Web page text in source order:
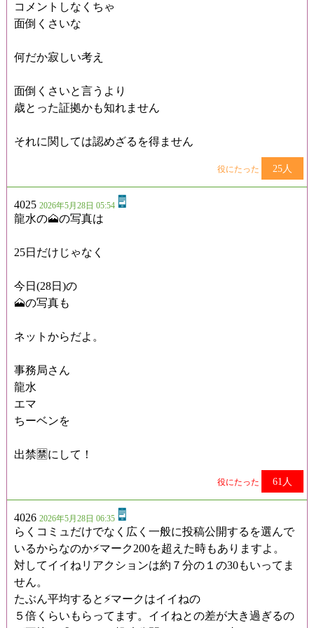
コメントしなくちゃ
面倒くさいな
何だか寂しい考え
面倒くさいと言うより
歳とった証拠かも知れません
それに関しては認めざるを得ません
役にたった 25人
4025 2026年5月28日 05:54
龍水の🗻の写真は
25日だけじゃなく
今日(28日)の
🗻の写真も
ネットからだよ。
事務局さん
龍水
エマ
ちーベンを
出禁🈲にして！
役にたった 61人
4026 2026年5月28日 06:35
らくコミュだけでなく広く一般に投稿公開するを選んで
いるからなのか⚡️マーク200を超えた時もありますよ。
対してイイねリアクションは約７分の１の30もいってま
せん。
たぶん平均すると⚡️マークはイイねの
５倍くらいもらってます。イイねとの差が大き過ぎるの